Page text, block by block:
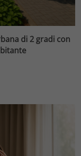
di 2 gradi con